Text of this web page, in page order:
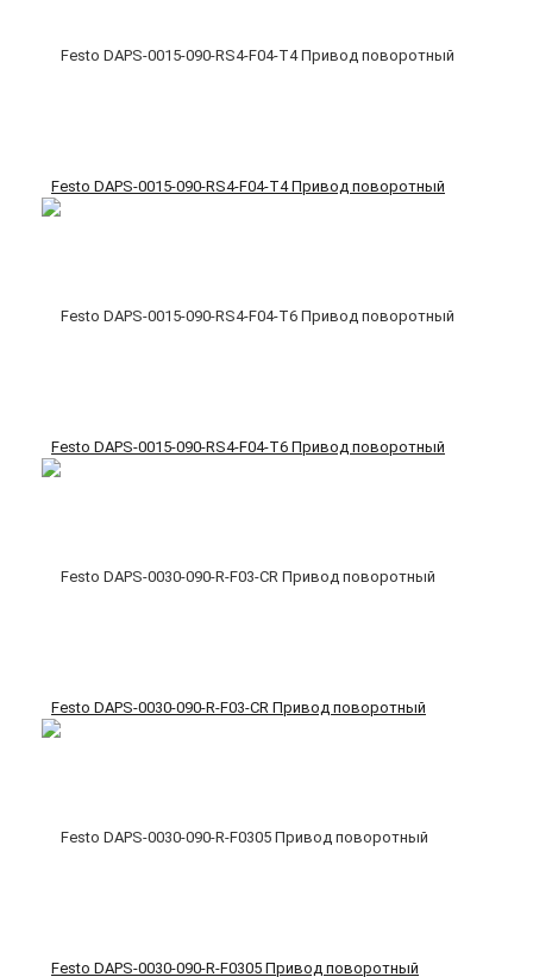
Festo DAPS-0015-090-RS4-F04-T4 Привод поворотный
Festo DAPS-0015-090-RS4-F04-T6 Привод поворотный
Festo DAPS-0030-090-R-F03-CR Привод поворотный
Festo DAPS-0030-090-R-F0305 Привод поворотный